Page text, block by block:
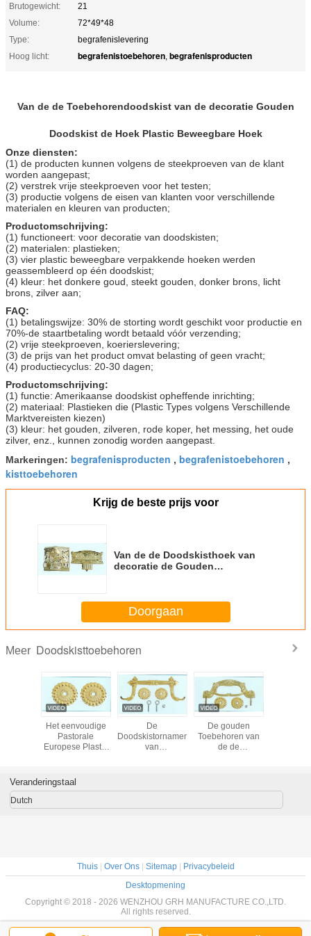
Brutogewicht:
21
Volume:
72*49*48
Type:
begrafenislevering
Hoog licht:
begrafenistoebehoren, begrafenisproducten
Van de de Toebehorendoodskist van de decoratie Gouden
Doodskist de Hoek Plastic Beweegbare Hoek
Onze diensten:
(1) de producten kunnen volgens de steekproeven van de klant
worden aangepast;
(2) verstrek vrije steekproeven voor het testen;
(3) productie volgens de eisen van klanten voor verschillende
materialen en kleuren van producten;
Productomschrijving:
(1) functioneert: voor decoratie van doodskisten;
(2) materialen: plastieken;
(3) vier plastic beweegbare verpakkende hoeken werden
geassembleerd op één doodskist;
(4) kleur: het donkere goud, steekt gouden, donker brons, licht
brons, zilver aan;
FAQ:
(1) betalingswijze: 30% de storting wordt geschikt voor productie en
70%-de staartbetaling wordt betaald vóór verzending;
(2) vrije steekproeven, koerierslevering;
(3) de prijs van het product omvat belasting of geen vracht;
(4) productiecyclus: 20-30 dagen;
Productomschrijving:
(1) functie: Amerikaanse doodskist opheffende inrichting;
(2) materiaal: Plastieken die (Plastic Types volgens Verschillende
Marktvereisten kiezen)
(3) kleur: het gouden, zilveren, rode koper, het messing, het oude
zilver, enz., kunnen zonodig worden aangepast.
Markeringen: begrafenisproducten , begrafenistoebehoren ,
kisttoebehoren
Krijg de beste prijs voor
Van de de Doodskisthoek van
decoratie de Gouden
Doorgaan
Meer Doodskisttoebehoren
Stijl
Het eenvoudige
Pastorale
Europese Plastic
voor
Begrafenisproducten
De
Doodskistornamenten
van
De gouden
Toebehoren van
de de
Plastic met
Veranderingstaal
Dutch
Thuis| Over Ons| Sitemap| Privacybeleid
Desktopmening
Copyright © 2018 - 2026 WENZHOU GRH MANUFACTURE CO.,LTD.
All rights reserved.